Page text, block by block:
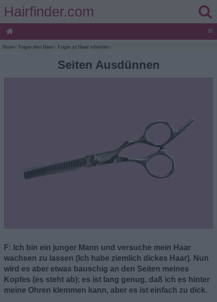
Hairfinder.com
≡
Home> Fragen über Haare> Fragen zu Haare schneiden>
Seiten Ausdünnen
F: Ich bin ein junger Mann und versuche mein Haar
wachsen zu lassen (Ich habe ziemlich dickes Haar). Nun
wird es aber etwas bauschig an den Seiten meines
Kopfes (es steht ab); es ist lang genug, daß ich es hinter
meine Ohren klemmen kann, aber es ist einfach zu dick.